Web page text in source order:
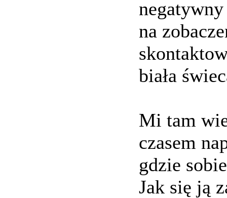
na
biała
Mi tam
czasem
gdzie
Jak się ją